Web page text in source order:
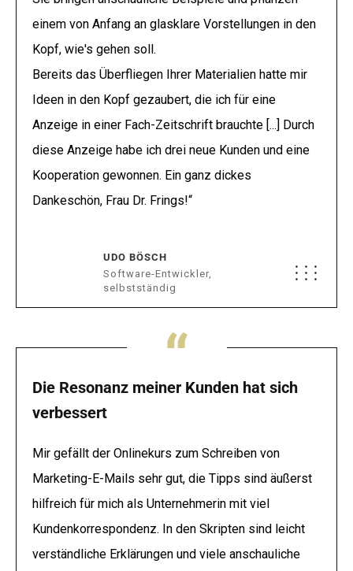
einem von Anfang an glasklare Vorstellungen in den
Kopf, wie's gehen soll.
Bereits das Überfliegen Ihrer Materialien hatte mir
Ideen in den Kopf gezaubert, die ich für eine
Anzeige in einer Fach-Zeitschrift brauchte [...] Durch
diese Anzeige habe ich drei neue Kunden und eine
Kooperation gewonnen. Ein ganz dickes
Dankeschön, Frau Dr. Frings!“
UDO BÖSCH
Software-Entwickler,
selbstständig
“
Die Resonanz meiner Kunden hat sich
verbessert
Mir gefällt der Onlinekurs zum Schreiben von
Marketing-E-Mails sehr gut, die Tipps sind äußerst
hilfreich für mich als Unternehmerin mit viel
Kundenkorrespondenz. In den Skripten sind leicht
verständliche Erklärungen und viele anschauliche